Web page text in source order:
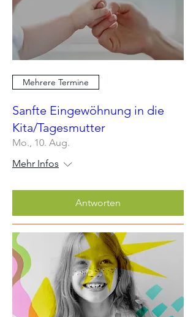
Mehrere Termine
Sanfte Eingewöhnung in die
Kita/Tagesmutter
Mo., 10. Aug.
Mehr Infos
Antworten